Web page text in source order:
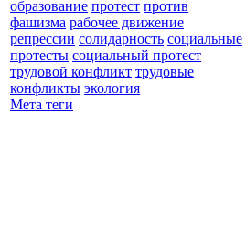
образование протест против
фашизма рабочее движение
репрессии солидарность социальные
протесты социальный протест
трудовой конфликт трудовые
конфликты экология
Мета теги